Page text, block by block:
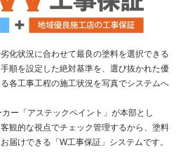
化状況に合わせて最良の塗料を選択できる
順を設定した絶対基準を、選び抜かれた優
各工事工程の施工状況を写真でシステムへ
ー「アステックペイント」が本部とし
観的な視点でチェック管理するから、塗料
届けできる「W工事保証」システムです。